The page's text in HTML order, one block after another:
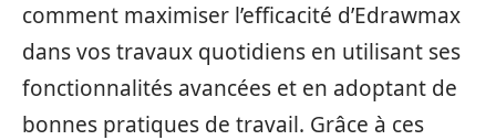
comment maximiser l’efficacité d’Edrawmax
dans vos travaux quotidiens en utilisant ses
fonctionnalités avancées et en adoptant de
bonnes pratiques de travail. Grâce à ces